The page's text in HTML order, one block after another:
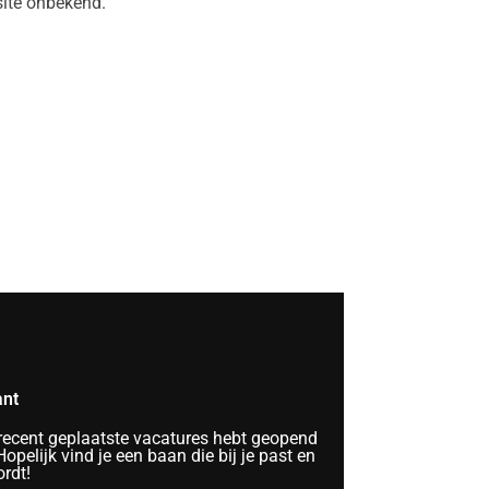
geplaatste vacatures hebt geopend
vind je een baan die bij je past en